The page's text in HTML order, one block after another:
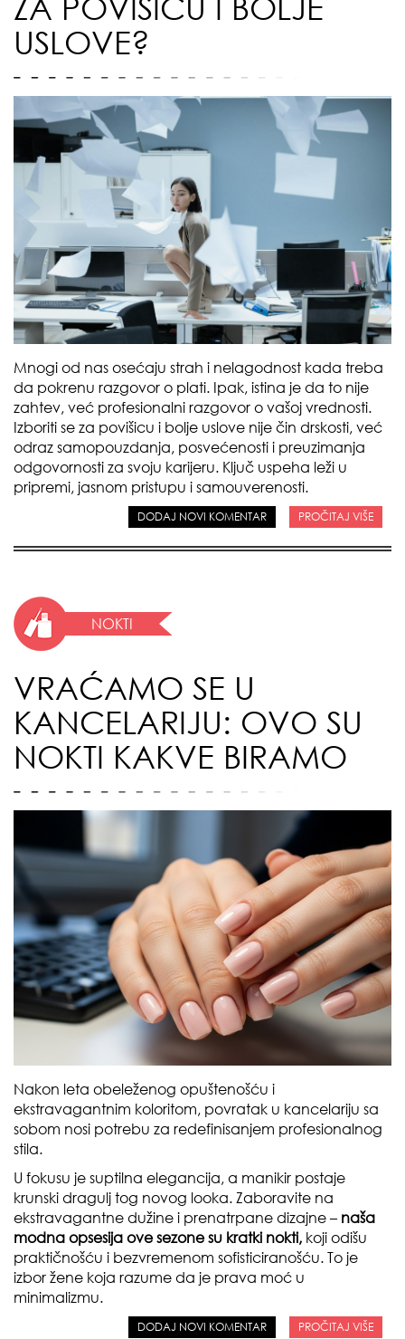
USLOVE?
Mnogi od nas osećaju strah i nelagodnost kada treba
da pokrenu razgovor o plati. Ipak, istina je da to nije
zahtev, već profesionalni razgovor o vašoj vrednosti.
Izboriti se za povišicu i bolje uslove nije čin drskosti, već
odraz samopouzdanja, posvećenosti i preuzimanja
odgovornosti za svoju karijeru. Ključ uspeha leži u
pripremi, jasnom pristupu i samouverenosti.
DODAJ NOVI KOMENTAR PROČITAJ VIŠE
NOKTI
VRAĆAMO SE U
KANCELARIJU: OVO SU
NOKTI KAKVE BIRAMO
Nakon leta obeleženog opuštenošću i
ekstravagantnim koloritom, povratak u kancelariju sa
sobom nosi potrebu za redefinisanjem profesionalnog
stila.
U fokusu je suptilna elegancija, a manikir postaje
krunski dragulj tog novog looka. Zaboravite na
ekstravagantne dužine i prenatrpane dizajne – naša
modna opsesija ove sezone su kratki nokti, koji odišu
praktičnošću i bezvremenom sofisticiranošću. To je
izbor žene koja razume da je prava moć u
minimalizmu.
DODAJ NOVI KOMENTAR PROČITAJ VIŠE